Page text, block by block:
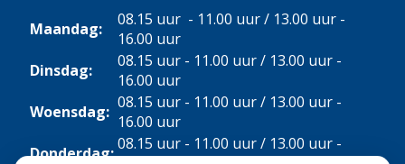
Maandag:
08.15 uur - 11.00 uur / 13.00 uur -
16.00 uur
Dinsdag:
08.15 uur - 11.00 uur / 13.00 uur -
16.00 uur
Woensdag: 08.15 uur - 11.00 uur / 13.00 uur -
16.00 uur
Donderdag:08.15 uur - 11.00 uur / 13.00 uur -